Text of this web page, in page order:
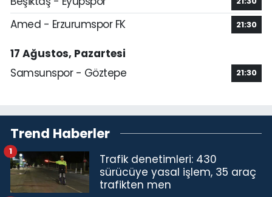
Amed - Erzurumspor FK 21:30
17 Ağustos, Pazartesi
Samsunspor - Göztepe
21:30
Trend Haberler
Trafik denetimleri: 430
sürücüye yasal işlem, 35 araç
trafikten men
1